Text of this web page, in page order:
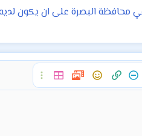
محافظة البصرة على ان يكون
إخفاء إدراج رابطالإبتسامات
ميديا إدراج جدول
خيارات